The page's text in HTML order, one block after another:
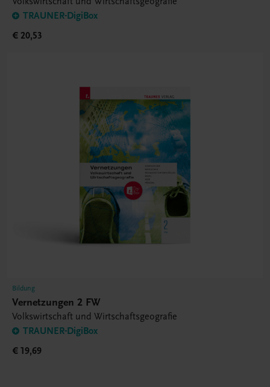
TRAUNER-DigiBox
€ 20,53
Bildung
Vernetzungen 2 FW
Volkswirtschaft und Wirtschaftsgeografie
TRAUNER-DigiBox
€ 19,69